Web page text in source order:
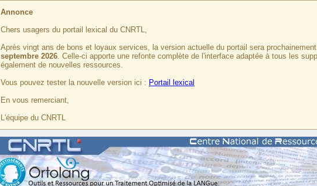
Annonce
Chers usagers du portail lexical du CNRTL,
Après vingt ans de bons et loyaux services, la version actuelle du portail sera
septembre 2026. Celle-ci apporte une refonte complète de l'interface adaptée à tous les
également de nouvelles ressources.
Vous pouvez tester la nouvelle version ici : Portail lexical
En vous remerciant,
L'équipe du CNRTL